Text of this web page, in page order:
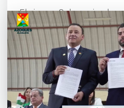
El viernes 8 de noviembre,
de gala con “La Noche
inauguró oficialmente las
noviembre en
años de Emanc...
Leer más